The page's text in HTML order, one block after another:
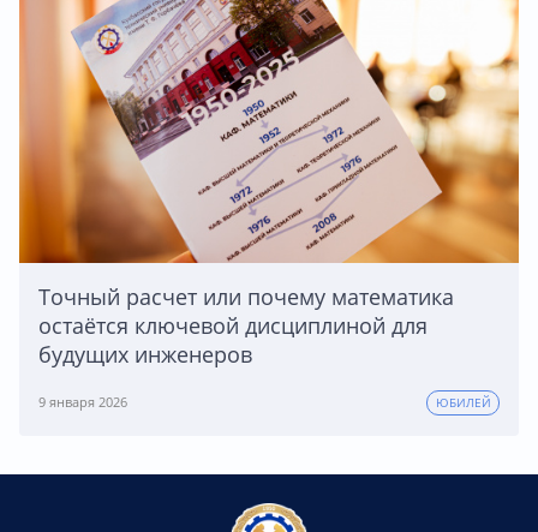
Точный расчет или почему математика
остаётся ключевой дисциплиной для
будущих инженеров
9 января 2026 ЮБИЛЕЙ